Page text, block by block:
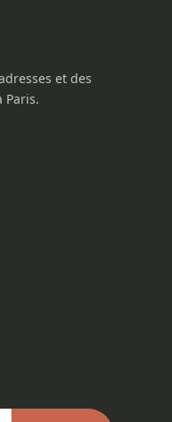
et des
Paris.